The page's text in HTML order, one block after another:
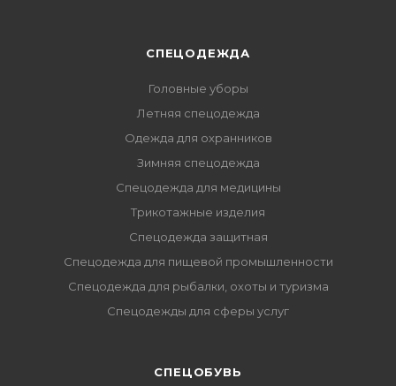
СПЕЦОДЕЖДА
Головные уборы
Летняя спецодежда
Одежда для охранников
Зимняя спецодежда
Спецодежда для медицины
Трикотажные изделия
Спецодежда защитная
Спецодежда для пищевой промышленности
Спецодежда для рыбалки, охоты и туризма
Спецодежды для сферы услуг
CПЕЦОБУВЬ